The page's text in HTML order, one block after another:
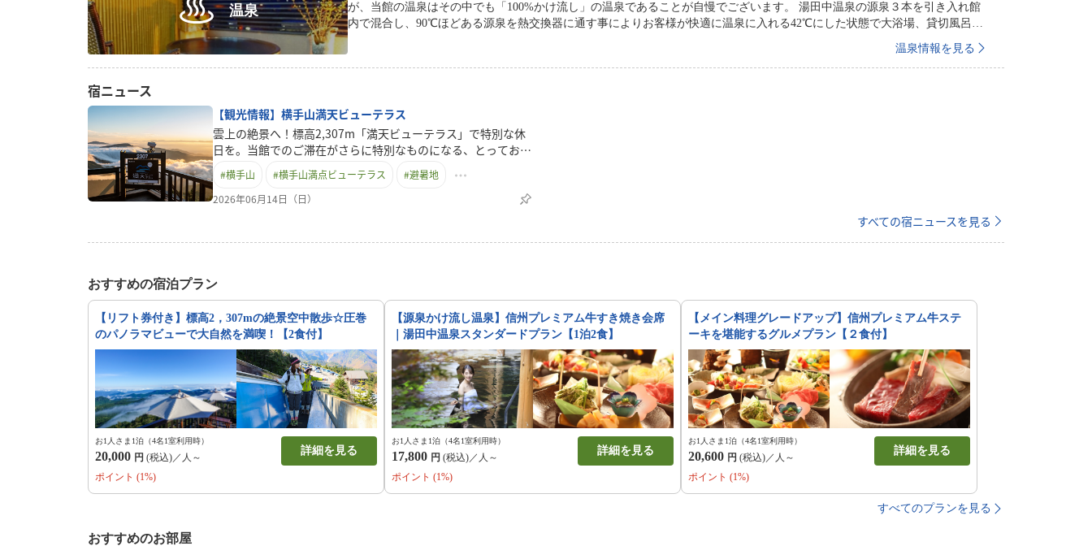
温泉
が、当館の温泉はその中でも「100%かけ流し」の温泉であることが自慢でございます。 湯田中温泉の源泉３本を引き入れ館
内で混合し、90℃ほどある源泉を熱交換器に通す事によりお客様が快適に温泉に入れる42℃にした状態で大浴場、貸切風呂、
加温をしたりもします。それらを一切行わず、塩素等の薬剤も入れず、温泉の循環もせず、湧き出てきた温泉を100%ありのま
まで楽しんでいただくのが当館自慢の「源泉100%かけ流し温泉」でございます。
温泉情報を見る
宿ニュース
【観光情報】横手山満天ビューテラス
雲上の絶景へ！標高2,307m「満天ビューテラス」で特別な休
日を。当館でのご滞在がさらに特別なものになる、とっておき
の場所へご案内します。志賀高原の最高峰・横手山山頂に広が
る「満天ビューテラス」は、日本一標高が高い展望テラス。息
をのむような絶景が待つ天空の特等席です。山頂へは、全長
にアクセスできます。移動そのものが特別な体験となり、山頂
ラスから見渡すのは、北アルプスの雄大な山々から、条件が合
えば富士山まで続く360度の大パノラマ。眼下に広がる雲海は
まるで雲の絨毯のようです。夕暮れ時の幻想的なサンセット
や、その名の通り満天の星空は、忘れられない感動を約束しま
す。絶景カフェでは、名物クランペットや温かいボルシチを片
手に、雲上の優雅なひとときをお過ごしいただけます。夏は爽
やかな風が心地よい天空の避暑地、秋には一足早い紅葉が山々
を鮮やかに染め上げます。当館で過ごす癒やしの時間に、天空
の絶景をプラスして、心に深く刻まれる特別な旅をお楽しみく
ださい。
#横手山 #横手山満点ビューテラス #避暑地
2026年06月14日（日）
すべての宿ニュースを見る
おすすめの宿泊プラン
【リフト券付き】標高2，307mの絶景空中散歩☆圧巻
のパノラマビューで大自然を満喫！【2食付】
お1人さま1泊（4名1室利用時）
20,000 円 (税込)／人～
詳細を見る
ポイント (1%)
【源泉かけ流し温泉】信州プレミアム牛すき焼き会席
｜湯田中温泉スタンダードプラン【1泊2食】
お1人さま1泊（4名1室利用時）
17,800 円 (税込)／人～
詳細を見る
ポイント (1%)
【メイン料理グレードアップ】信州プレミアム牛ステ
ーキを堪能するグルメプラン【２食付】
お1人さま1泊（4名1室利用時）
20,600 円 (税込)／人～
詳細を見る
ポイント (1%)
すべてのプランを見る
おすすめのお部屋